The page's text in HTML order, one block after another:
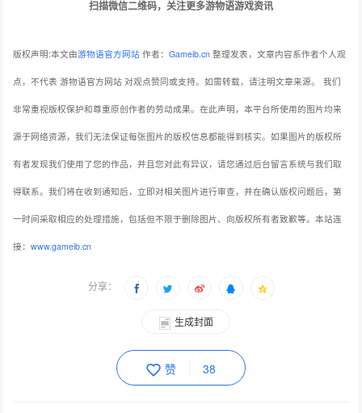
扫描微信二维码，关注更多游物语游戏资讯
版权声明:本文由游物语官方网站 作者：Gameib.cn 整理发表，文章内容系作者个人观
点，不代表 游物语官方网站 对观点赞同或支持。如需转载，请注明文章来源。 我们
非常重视版权保护和尊重原创作者的劳动成果。在此声明，本平台所使用的图片均来
源于网络资源，我们无法保证每张图片的版权信息都能得到核实。如果图片的版权所
有者发现我们使用了您的作品，并且您对此有异议，请您通过后台留言系统与我们取
得联系。我们将在收到通知后，立即对相关图片进行审查，并在确认版权问题后，第
一时间采取相应的处理措施，包括但不限于删除图片、向版权所有者致歉等。本站连
接：www.gameib.cn
分享：
生成封面
赞 38